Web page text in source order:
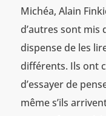
Michéa, Alain
d’autres sont mis
dispense de les
différents. Ils ont
d’essayer de
même s’ils